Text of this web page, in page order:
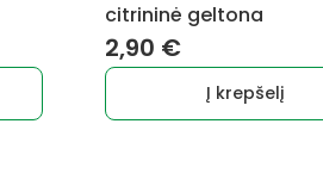
citrininė geltona
2,90 €
Į krepšelį